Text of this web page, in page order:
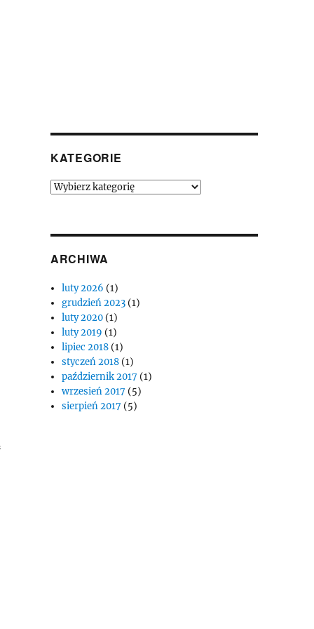
KATEGORIE
Kategorie
ARCHIWA
luty 2026 (1)
grudzień 2023 (1)
luty 2020 (1)
luty 2019 (1)
lipiec 2018 (1)
styczeń 2018 (1)
październik 2017 (1)
wrzesień 2017 (5)
sierpień 2017 (5)